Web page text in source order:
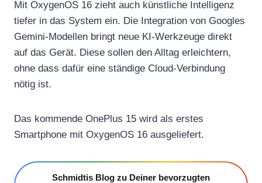
Mit OxygenOS 16 zieht auch künstliche Intelligenz
tiefer in das System ein. Die Integration von Googles
Gemini-Modellen bringt neue KI-Werkzeuge direkt
auf das Gerät. Diese sollen den Alltag erleichtern,
ohne dass dafür eine ständige Cloud-Verbindung
nötig ist.
Das kommende OnePlus 15 wird als erstes
Smartphone mit OxygenOS 16 ausgeliefert.
Schmidtis Blog zu Deiner bevorzugten